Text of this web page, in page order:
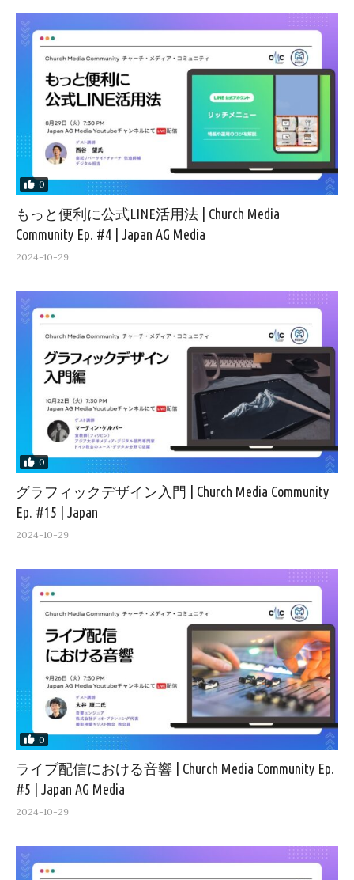
0
もっと便利に公式LINE活用法 | Church Media
Community Ep. #4 | Japan AG Media
2024-10-29
0
グラフィックデザイン入門 | Church Media Community
Ep. #15 | Japan
2024-10-29
0
ライブ配信における音響 | Church Media Community Ep.
#5 | Japan AG Media
2024-10-29